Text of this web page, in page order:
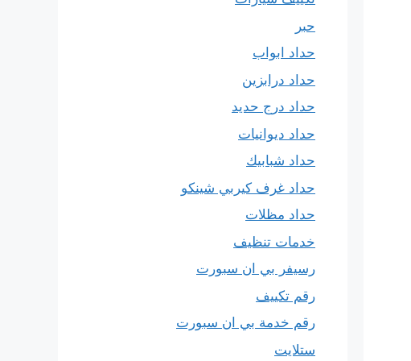
حبر
حداد ابواب
حداد درابزين
حداد درج حديد
حداد ديوانيات
حداد شبابيك
حداد غرف كيربي شينكو
حداد مظلات
خدمات تنظيف
رسيفر بي ان سبورت
رقم تكييف
رقم خدمة بي ان سبورت
ستلايت